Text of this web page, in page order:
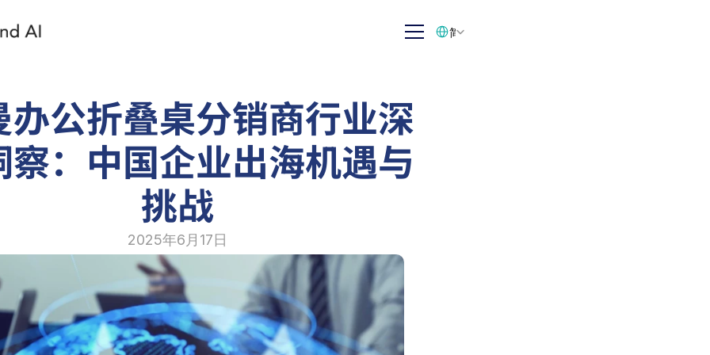
办公折叠桌分销商行业深
察：中国企业出海机遇与
挑战
2025年6月17日
简体中文